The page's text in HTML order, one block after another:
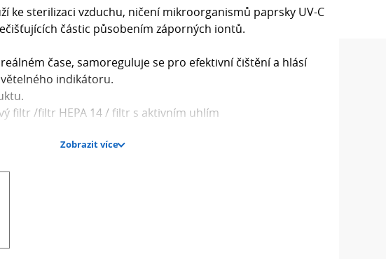
ke sterilizaci vzduchu, ničení mikroorganismů paprsky UV-C
částic působením záporných iontů.
čase, samoreguluje se pro efektivní čištění a hlásí
indikátoru.
filtr /filtr HEPA 14 / filtr s aktivním uhlím
BR>-Ionizátor
částic
Zobrazit více